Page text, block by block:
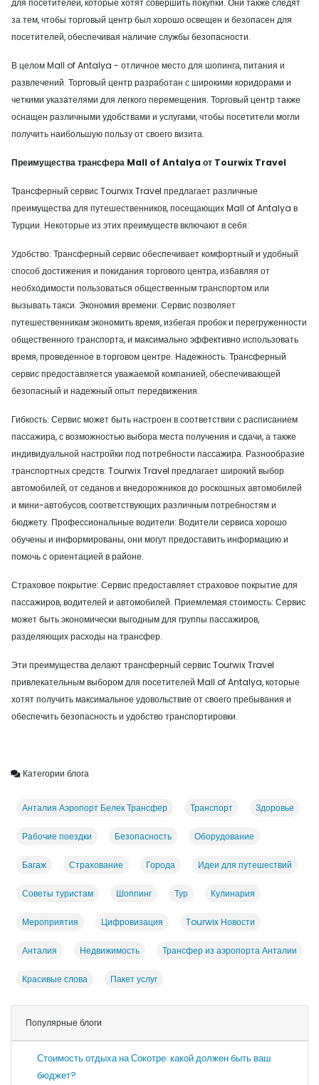
за тем, чтобы торговый центр был хорошо освещен и безопасен для
посетителей, обеспечивая наличие службы безопасности.
В целом Mall of Antalya - отличное место для шопинга, питания и
развлечений. Торговый центр разработан с широкими коридорами и
четкими указателями для легкого перемещения. Торговый центр также
оснащен различными удобствами и услугами, чтобы посетители могли
получить наибольшую пользу от своего визита.
Преимущества трансфера Mall of Antalya от Tourwix Travel
Трансферный сервис Tourwix Travel предлагает различные
преимущества для путешественников, посещающих Mall of Antalya в
Турции. Некоторые из этих преимуществ включают в себя:
Удобство: Трансферный сервис обеспечивает комфортный и удобный
способ достижения и покидания торгового центра, избавляя от
необходимости пользоваться общественным транспортом или
вызывать такси. Экономия времени: Сервис позволяет
путешественникам экономить время, избегая пробок и перегруженности
общественного транспорта, и максимально эффективно использовать
время, проведенное в торговом центре. Надежность: Трансферный
сервис предоставляется уважаемой компанией, обеспечивающей
безопасный и надежный опыт передвижения.
Гибкость: Сервис может быть настроен в соответствии с расписанием
пассажира, с возможностью выбора места получения и сдачи, а также
индивидуальной настройки под потребности пассажира. Разнообразие
транспортных средств: Tourwix Travel предлагает широкий выбор
автомобилей, от седанов и внедорожников до роскошных автомобилей
и мини-автобусов, соответствующих различным потребностям и
бюджету. Профессиональные водители: Водители сервиса хорошо
обучены и информированы, они могут предоставить информацию и
помочь с ориентацией в районе.
Страховое покрытие: Сервис предоставляет страховое покрытие для
пассажиров, водителей и автомобилей. Приемлемая стоимость: Сервис
может быть экономически выгодным для группы пассажиров,
разделяющих расходы на трансфер.
Эти преимущества делают трансферный сервис Tourwix Travel
привлекательным выбором для посетителей Mall of Antalya, которые
хотят получить максимальное удовольствие от своего пребывания и
обеспечить безопасность и удобство транспортировки.
Категории блога
Анталия Аэропорт Белек Трансфер Транспорт Здоровье
Рабочие поездки Безопасность Оборудование
Багаж Страхование Города Идеи для путешествий
Советы туристам Шоппинг Тур Кулинария
Мероприятия Цифровизация Tourwix Новости
Анталия Недвижимость Трансфер из аэропорта Анталии
Красивые слова Пакет услуг
Популярные блоги
Стоимость отдыха на Сокотре: какой должен быть ваш
бюджет?